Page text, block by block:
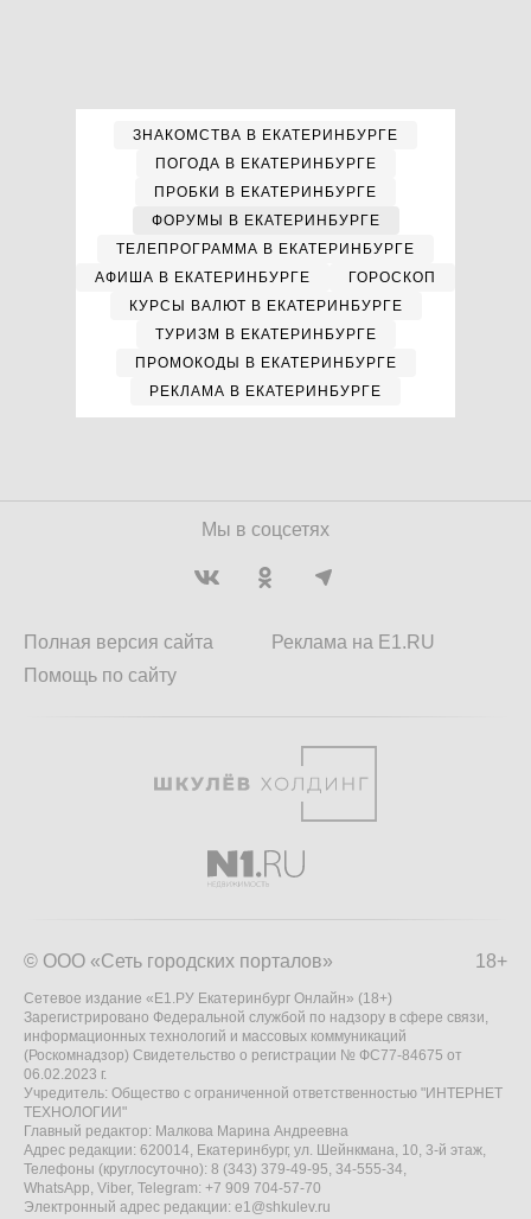
ЗНАКОМСТВА В ЕКАТЕРИНБУРГЕ
ПОГОДА В ЕКАТЕРИНБУРГЕ
ПРОБКИ В ЕКАТЕРИНБУРГЕ
ФОРУМЫ В ЕКАТЕРИНБУРГЕ
ТЕЛЕПРОГРАММА В ЕКАТЕРИНБУРГЕ
АФИША В ЕКАТЕРИНБУРГЕ
ГОРОСКОП
КУРСЫ ВАЛЮТ В ЕКАТЕРИНБУРГЕ
ТУРИЗМ В ЕКАТЕРИНБУРГЕ
ПРОМОКОДЫ В ЕКАТЕРИНБУРГЕ
РЕКЛАМА В ЕКАТЕРИНБУРГЕ
Мы в соцсетях
Полная версия сайта
Помощь по сайту
Реклама на E1.RU
18+
© ООО «Сеть городских порталов»
Сетевое издание «Е1.РУ Екатеринбург Онлайн» (18+)
Зарегистрировано Федеральной службой по надзору в сфере связи,
информационных технологий и массовых коммуникаций
(Роскомнадзор) Свидетельство о регистрации № ФС77-84675 от
06.02.2023 г.
Учредитель: Общество с ограниченной ответственностью "ИНТЕРНЕТ
ТЕХНОЛОГИИ"
Главный редактор: Малкова Марина Андреевна
Адрес редакции: 620014, Екатеринбург, ул. Шейнкмана, 10, 3-й этаж,
Телефоны (круглосуточно): 8 (343) 379-49-95, 34-555-34,
WhatsApp, Viber, Telegram: +7 909 704-57-70
Электронный адрес редакции: e1@shkulev.ru